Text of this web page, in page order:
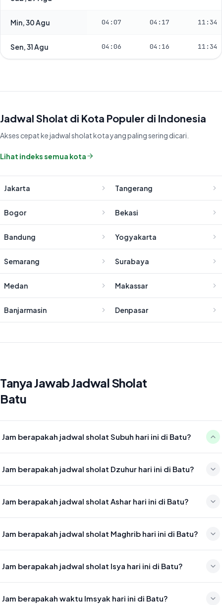
Min, 30 Agu 04:07 04:17 11:34
Sen, 31 Agu 04:06 04:16 11:34
Jadwal Sholat di Kota Populer di Indonesia
Akses cepat ke jadwal sholat kota yang paling sering dicari.
Lihat indeks semua kota
Jakarta Tangerang
Bogor Bekasi
Bandung Yogyakarta
Semarang Surabaya
Medan Makassar
Banjarmasin Denpasar
Tanya Jawab Jadwal Sholat
Batu
Jam berapakah jadwal sholat Subuh hari ini di Batu?
Jam berapakah jadwal sholat Dzuhur hari ini di Batu?
Jam berapakah jadwal sholat Ashar hari ini di Batu?
Jam berapakah jadwal sholat Maghrib hari ini di Batu?
Jam berapakah jadwal sholat Isya hari ini di Batu?
Jam berapakah waktu Imsyak hari ini di Batu?